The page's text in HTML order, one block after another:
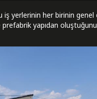
iş yerlerinin her birinin genel
yapıdan